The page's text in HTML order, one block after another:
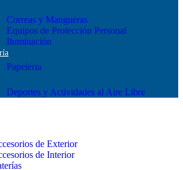
Correas y Mangueras
Equipos de Protección Personal
Iluminación
Papeleria
Deportes y Actividades al Aire Libre
de Exterior
de Interior